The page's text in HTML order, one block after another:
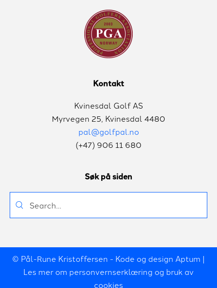
Kontakt
Kvinesdal Golf AS
Myrvegen 25, Kvinesdal 4480
pal@golfpal.no
(+47) 906 11 680
Søk på siden
etter:
© Pål-Rune Kristoffersen - Kode og design Aptum |
Les mer om personvernserklæring og bruk av
cookies